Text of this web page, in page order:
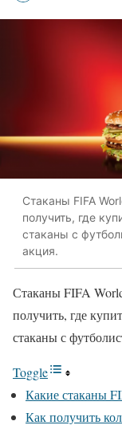
Стаканы FIFA
получить, где
стаканы с
акция.
Стаканы FIFA
получить, где
стаканы с
Toggle
Какие стаканы
Как получить